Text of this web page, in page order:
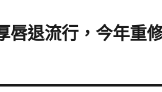
唇退流行，今年重